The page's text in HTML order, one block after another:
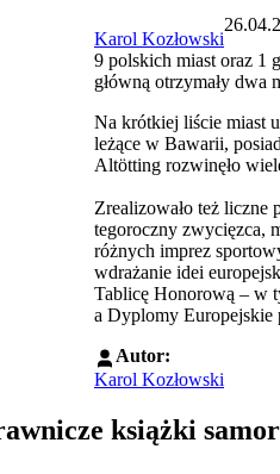
Karol Kozłowski
9 polskich miast oraz 1
główną otrzymały dwa
Na krótkiej liście miast
leżące w Bawarii,
Altötting rozwinęło
Zrealizowało też liczne
tegoroczny zwycięzca,
różnych imprez
wdrażanie idei
Tablicę Honorową – w
a Dyplomy Europejskie
Autor:
Karol Kozłowski
książki